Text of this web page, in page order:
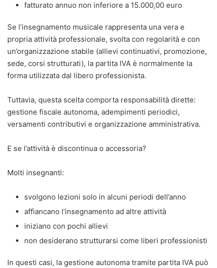
fatturato annuo non inferiore a 15.000,00 euro
Se l’insegnamento musicale rappresenta una vera e
propria attività professionale, svolta con regolarità e con
un’organizzazione stabile (allievi continuativi, promozione,
sede, corsi strutturati), la partita IVA è normalmente la
forma utilizzata dal libero professionista.
Tuttavia, questa scelta comporta responsabilità dirette:
gestione fiscale autonoma, adempimenti periodici,
versamenti contributivi e organizzazione amministrativa.
E se l’attività è discontinua o accessoria?
Molti insegnanti:
svolgono lezioni solo in alcuni periodi dell’anno
affiancano l’insegnamento ad altre attività
iniziano con pochi allievi
non desiderano strutturarsi come liberi professionisti
In questi casi, la gestione autonoma tramite partita IVA può